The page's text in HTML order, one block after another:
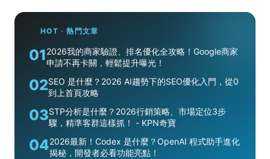
HOT · 熱門文章
012026我的商家驗證、排名優化全攻略！Google商家
申請不再卡關，輕鬆提升曝光！
02SEO 是什麼？2026 AI趨勢下的SEO優化入門，從0
到上首頁攻略
03STP分析是什麼？2026行銷策略、市場定位3步
驟，精準客群這樣抓！ - KPN奇寶
042026最新！Codex 是什麼？OpenAI 程式助手進化
揭秘，開發者必看功能亮點！